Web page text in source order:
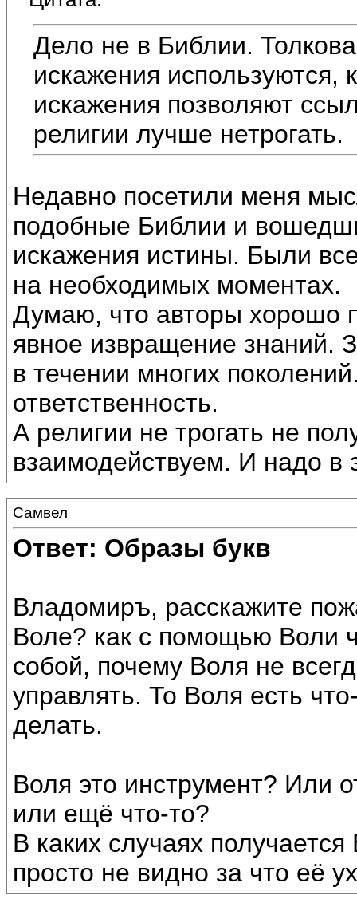
Дело не в Библии.
искажения используются,
искажения позволяют
религии лучше нетрогать.
Недавно посетили меня
подобные Библии и
искажения истины. Были
на необходимых моментах.
Думаю, что авторы хорошо
явное извращение знаний.
в течении многих
ответственность.
А религии не трогать не
взаимодействуем. И надо в
Самвел
Ответ: Образы букв
Владомиръ, расскажите
Воле? как с помощью Воли
собой, почему Воля не
управлять. То Воля есть
делать.
Воля это инструмент? Или
или ещё что-то?
В каких случаях
просто не видно за что её